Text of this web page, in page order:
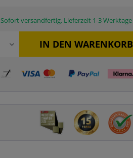
Sofort versandfertig, Lieferzeit 1-3
IN DEN WARENKORB